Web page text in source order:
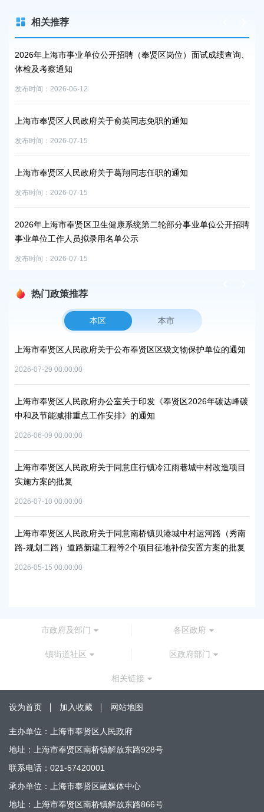
相关推荐
）面试成绩查询、
事业单位公开招聘
上海市奉贤区人民政府关于王建恩等同志职务任免
2026年奉贤区社区工作者、哨员公开招聘面试通知
发布时间：2026-07-21
2026年奉贤区统一批次普通高中及中职校最低录取
发布时间：2026-07-23
征收土地预公告 沪奉预征地告〔2026〕第64号
发布时间：2026-07-29
热门政策推荐
本区 本市
上海市奉贤区人民政府关于公布奉贤区区级文物保护单位的通知
2026-07-29 00:00:00
上海市奉贤区人民政府办公室关于印发《奉贤区2026年碳达峰碳
中和及节能减排重点工作安排》的通知
2026-06-09 00:00:00
上海市奉贤区人民政府关于同意庄行镇冷江雨巷城中村改造项目
实施方案的批复
2026-07-10 00:00:00
上海市奉贤区人民政府关于同意南桥镇贝港城中村运河路（秀南
路-规划二路）道路新建工程等2个项目征地补偿安置方案的批复
2026-05-15 00:00:00
市政府及部门 各区政府
镇街道社区 区政府部门
相关链接
设为首页 加入收藏 网站地图
主办单位：上海市奉贤区人民政府
地址：上海市奉贤区南桥镇解放东路928号
联系电话：021-57420001
承办单位：上海市奉贤区融媒体中心
地址：上海市奉贤区南桥镇解放东路866号